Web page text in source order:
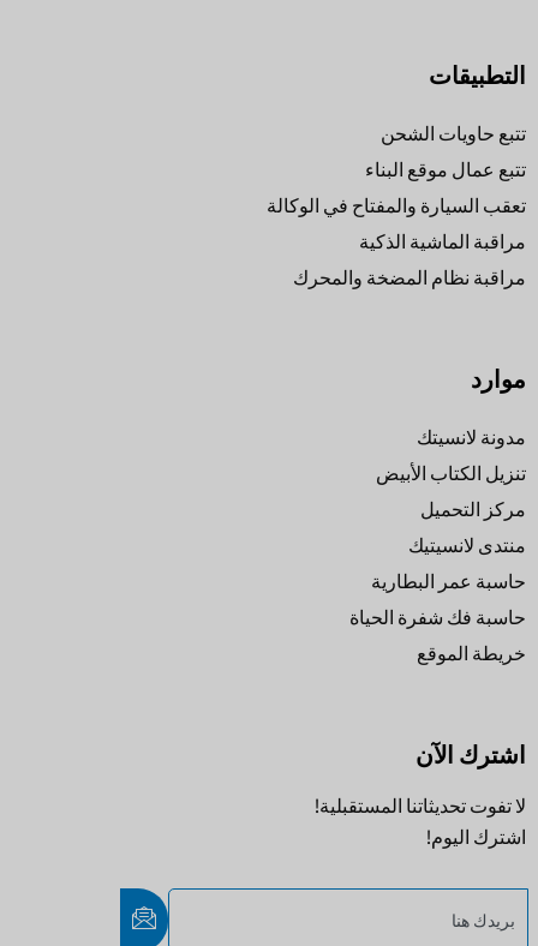
التطبيقات
تتبع حاويات الشحن
تتبع عمال موقع البناء
تعقب السيارة والمفتاح في الوكالة
مراقبة الماشية الذكية
مراقبة نظام المضخة والمحرك
موارد
مدونة لانسيتك
تنزيل الكتاب الأبيض
مركز التحميل
منتدى لانسيتيك
حاسبة عمر البطارية
حاسبة فك شفرة الحياة
خريطة الموقع
اشترك الآن
لا تفوت تحديثاتنا المستقبلية!
اشترك اليوم!